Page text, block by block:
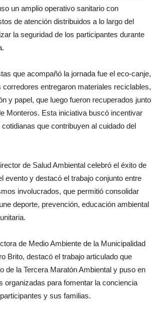
un amplio operativo sanitario con
de atención distribuidos a lo largo del
la seguridad de los participantes durante
que acompañó la jornada fue el eco-canje,
corredores entregaron materiales reciclables,
y papel, que luego fueron recuperados junto
Monteros. Esta iniciativa buscó incentivar
que contribuyen al cuidado del
de Salud Ambiental celebró el éxito de
evento y destacó el trabajo conjunto entre
involucrados, que permitió consolidar
deporte, prevención, educación ambiental
de Medio Ambiente de la Municipalidad
Brito, destacó el trabajo articulado que
de la Tercera Maratón Ambiental y puso en
organizadas para fomentar la conciencia
y sus familias.